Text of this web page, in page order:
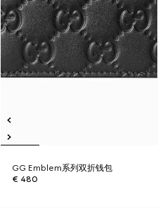
GG Emblem系列双折钱包
€ 480